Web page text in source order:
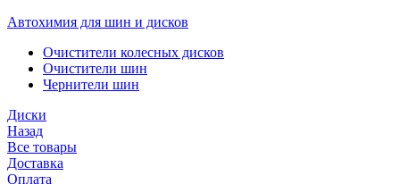
Автохимия для шин и дисков
Очистители колесных дисков
Очистители шин
Чернители шин
Диски
Назад
Все товары
Доставка
Оплата